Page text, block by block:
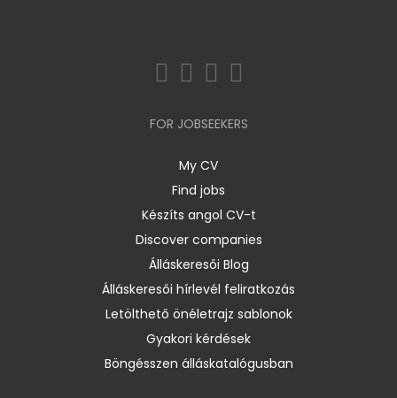
FOR JOBSEEKERS
My CV
Find jobs
Készíts angol CV-t
Discover companies
Álláskeresői Blog
Álláskeresői hírlevél feliratkozás
Letölthető önéletrajz sablonok
Gyakori kérdések
Böngésszen álláskatalógusban